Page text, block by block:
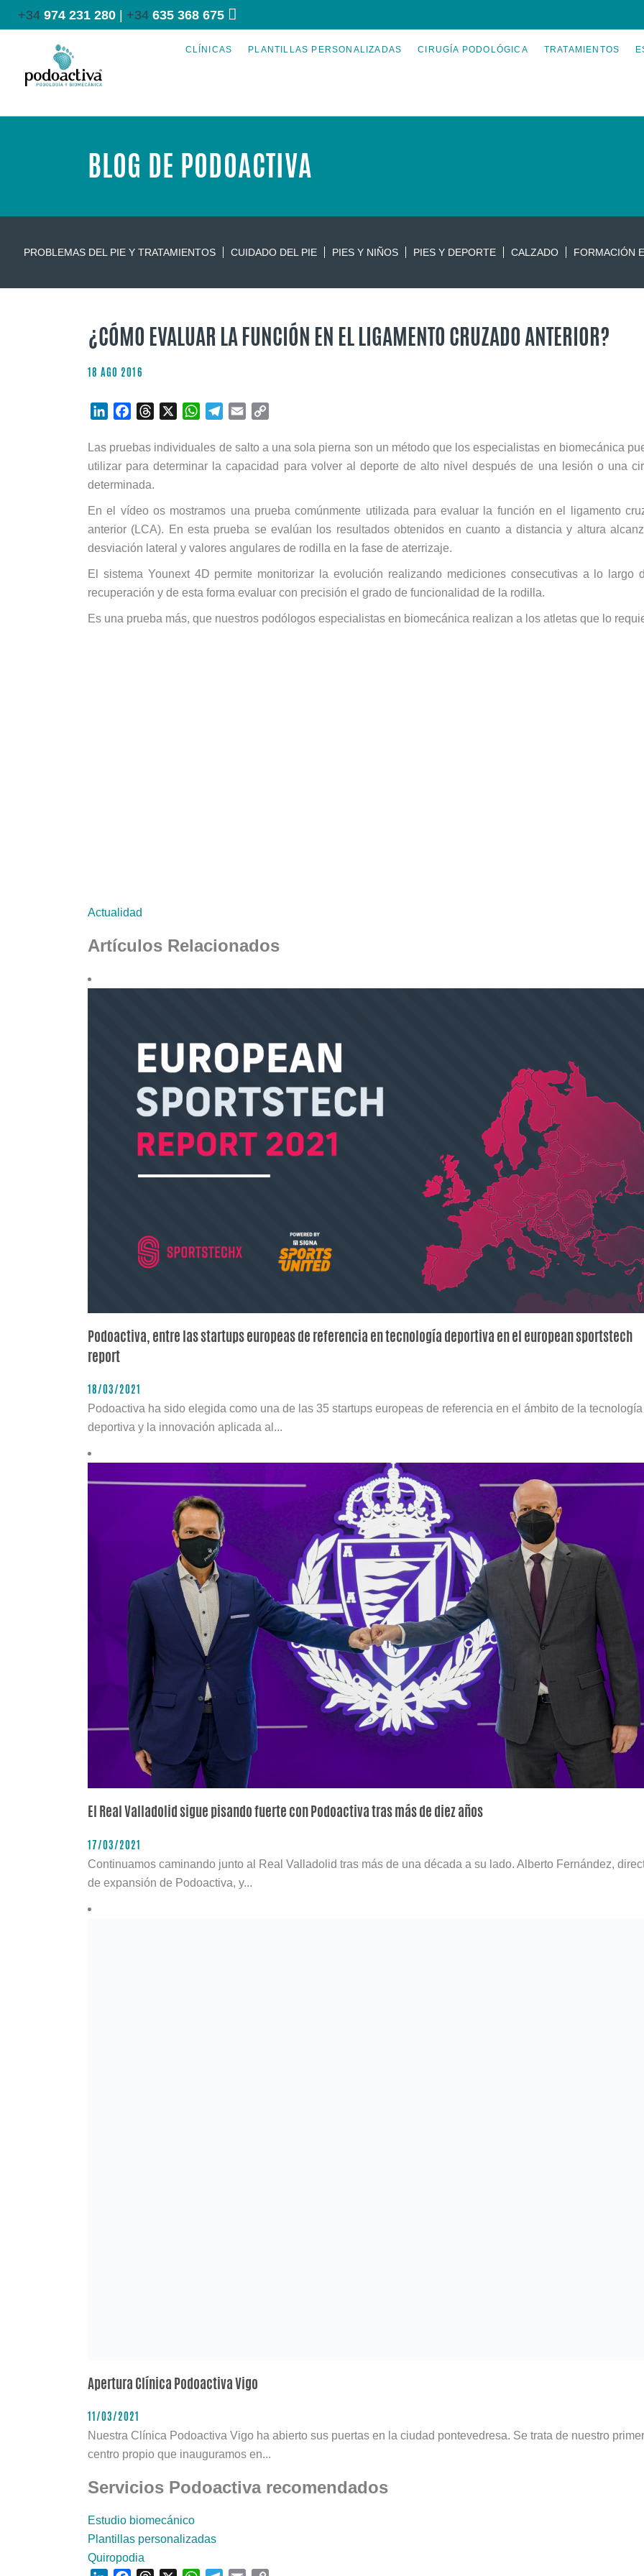
+34 974 231 280 | +34 635 368 675
CLÍNICAS PLANTILLAS PERSONALIZADAS CIRUGÍA PODOLÓGICA TRATAMIENTOS
BLOG DE PODOACTIVA
PROBLEMAS DEL PIE Y TRATAMIENTOS CUIDADO DEL PIE PIES Y NIÑOS PIES Y DEPORTE CALZADO FORMACIÓN
¿CÓMO EVALUAR LA FUNCIÓN EN EL LIGAMENTO CRUZADO ANTERIOR?
18 AGO 2016
Link
Las pruebas individuales de salto a una sola pierna son un método que los especialistas en biomecánica
utilizar para determinar la capacidad para volver al deporte de alto nivel después de una lesión o una
determinada.
En el vídeo os mostramos una prueba comúnmente utilizada para evaluar la función en el ligamento
anterior (LCA). En esta prueba se evalúan los resultados obtenidos en cuanto a distancia y altura
desviación lateral y valores angulares de rodilla en la fase de aterrizaje.
El sistema Younext 4D permite monitorizar la evolución realizando mediciones consecutivas a lo largo
recuperación y de esta forma evaluar con precisión el grado de funcionalidad de la rodilla.
Es una prueba más, que nuestros podólogos especialistas en biomecánica realizan a los atletas que lo
Actualidad
Artículos Relacionados
Podoactiva, entre las startups europeas de referencia en tecnología deportiva en el european sportstech
report
18/03/2021
Podoactiva ha sido elegida como una de las 35 startups europeas de referencia en el ámbito de la tecnología
deportiva y la innovación aplicada al...
El Real Valladolid sigue pisando fuerte con Podoactiva tras más de diez años
17/03/2021
Continuamos caminando junto al Real Valladolid tras más de una década a su lado. Alberto Fernández,
de expansión de Podoactiva, y...
Apertura Clínica Podoactiva Vigo
11/03/2021
Nuestra Clínica Podoactiva Vigo ha abierto sus puertas en la ciudad pontevedresa. Se trata de nuestro primer
centro propio que inauguramos en...
Servicios Podoactiva recomendados
Estudio biomecánico
Plantillas personalizadas
Quiropodia